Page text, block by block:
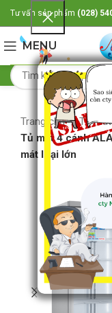
Tư vấn sản phẩm (028)
MENU
Trang chủ Tủ
Tủ mát 4 cánh
mát loại lớn